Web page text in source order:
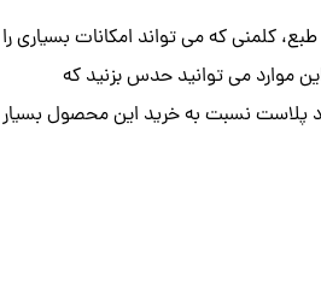
کلمنی که می تواند امکانات بسیاری را
موارد می توانید حدس بزنید که
پلاست نسبت به خرید این محصول بسیار